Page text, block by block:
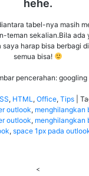
hehe.
tabel-nya masih
teman sekalian.Bila ada
harap bisa berbagi
semua bisa!
pencerahan: googling
, HTML, Office, Tips
outlook, menghilangkan
outlook, menghilangkan
, space 1px pada
<